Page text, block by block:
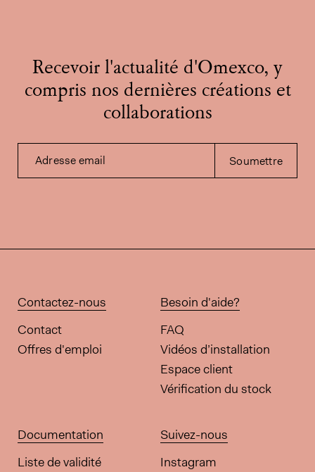
Recevoir l'actualité d'Omexco, y
compris nos dernières créations et
collaborations
Adresse email Soumettre
Contactez-nous
Contact
Offres d'emploi
Besoin d'aide?
FAQ
Vidéos d’installation
Espace client
Vérification du stock
Documentation
Liste de validité
Suivez-nous
Instagram